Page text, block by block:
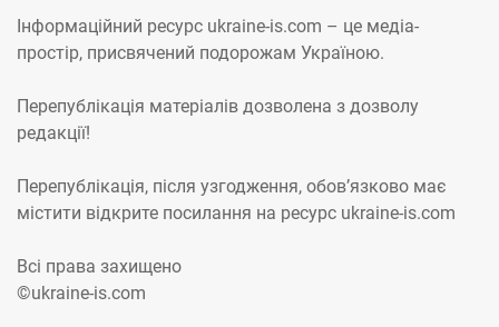
Інформаційний ресурс ukraine-is.com – це медіа-
простір, присвячений подорожам Україною.
Перепублікація матеріалів дозволена з дозволу
редакції!
Перепублікація, після узгодження, обов’язково має
містити відкрите посилання на ресурс ukraine-is.com
Всі права захищено
©ukraine-is.com